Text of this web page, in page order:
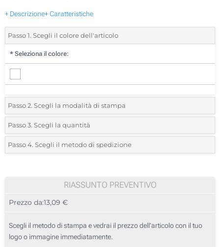
+ Descrizione+ Caratteristiche
Passo 1. Scegli il colore dell'articolo
* Seleziona il colore:
Passo 2. Scegli la modalità di stampa
*Seleziona la posizione di stampa e il colore del vostro logo:
1 Colore (Lateralmente, su una scarpa)
3 Colori (Lateralmente, su una scarpa)
Transfer digitale full color (Lateralmente, su una scarpa)
Passo 3. Scegli la quantità
*Ordine minimo 5 (Ordine totale)
Passo 4. Scegli il metodo di spedizione
RIASSUNTO PREVENTIVO
Prezzo da:13,09 €
Scegli il metodo di stampa e vedrai il prezzo dell'articolo con il tuo
logo o immagine immediatamente.